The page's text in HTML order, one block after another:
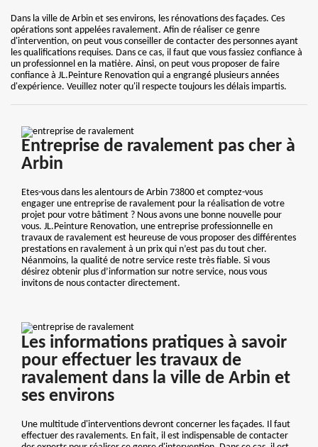
Dans la ville de Arbin et ses environs, les rénovations des façades. Ces
opérations sont appelées ravalement. Afin de réaliser ce genre
d'intervention, on peut vous conseiller de contacter des personnes ayant
les qualifications requises. Dans ce cas, il faut que vous fassiez confiance à
un professionnel en la matière. Ainsi, on peut vous proposer de faire
confiance à JL.Peinture Renovation qui a engrangé plusieurs années
d'expérience. Veuillez noter qu'il respecte toujours les délais impartis.
Entreprise de ravalement pas cher à
Arbin
Etes-vous dans les alentours de Arbin 73800 et comptez-vous
engager une entreprise de ravalement pour la réalisation de votre
projet pour votre bâtiment ? Nous avons une bonne nouvelle pour
vous. JL.Peinture Renovation, une entreprise professionnelle en
travaux de ravalement est heureuse de vous proposer des différentes
prestations en ravalement à un prix qui n’est pas du tout cher.
Néanmoins, la qualité de notre service reste très fiable. Si vous
désirez obtenir plus d’information sur notre service, nous vous
invitons de nous contacter directement.
Les informations pratiques à savoir
pour effectuer les travaux de
ravalement dans la ville de Arbin et
ses environs
Une multitude d'interventions devront concerner les façades. Il faut
effectuer des ravalements. En fait, il est indispensable de contacter